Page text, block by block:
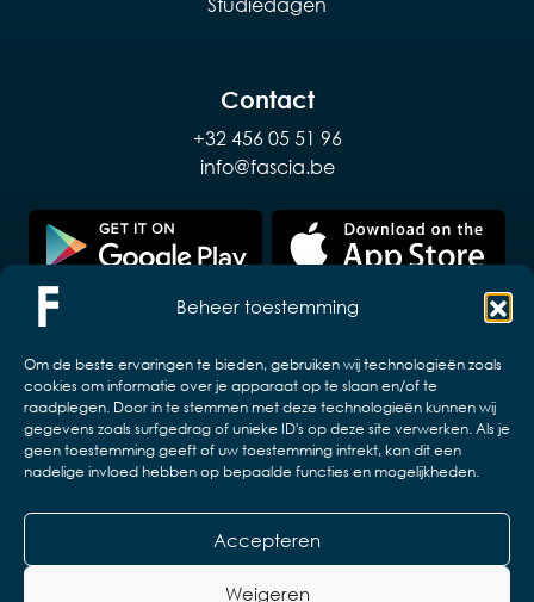
Beheer toestemming
Om de beste ervaringen te bieden, gebruiken wij technologieën zoals
cookies om informatie over je apparaat op te slaan en/of te
raadplegen. Door in te stemmen met deze technologieën kunnen wij
gegevens zoals surfgedrag of unieke ID's op deze site verwerken. Als je
geen toestemming geeft of uw toestemming intrekt, kan dit een
nadelige invloed hebben op bepaalde functies en mogelijkheden.
Accepteren
Weigeren
Contact
+32 456 05 51 96
info@fascia.be
Copyright © 2026 VZW ELB en associaties.
Design & realisatie:Web & App Easy